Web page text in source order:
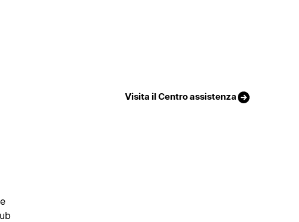
Visita il Centro assistenza